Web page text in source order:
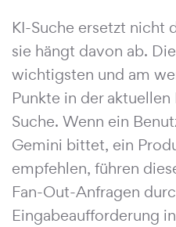
KI-Suche ersetzt nicht
sie hängt davon ab.
wichtigsten und am
Punkte in der
Suche. Wenn ein
Gemini bittet, ein
empfehlen, führen
Fan-Out-Anfragen
Eingabeaufforderung